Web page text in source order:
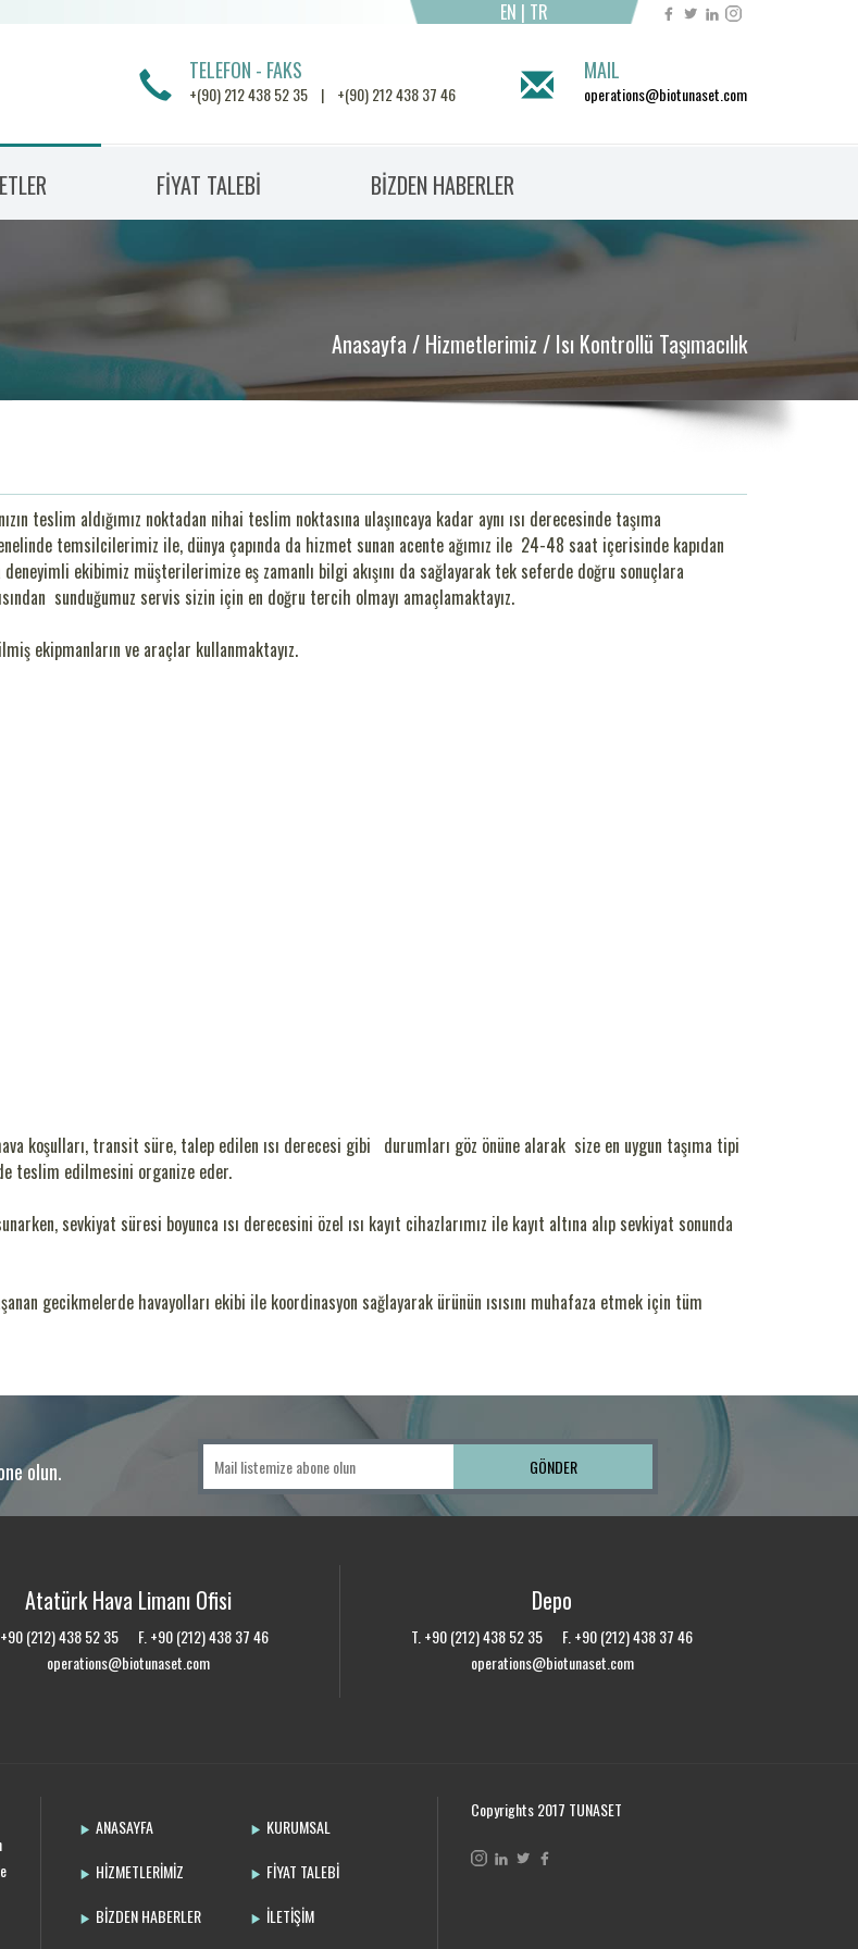
EN | TR
TELEFON - FAKS
+(90) 212 438 52 35 | +(90) 212 438 37 46
MAIL
operations@biotunaset.com
FİYAT TALEBİ BİZDEN HABERLER
Anasayfa / Hizmetlerimiz / Isı Kontrollü Taşımacılık
teslim aldığımız noktadan nihai teslim noktasına ulaşıncaya kadar aynı ısı derecesinde taşıma
temsilcilerimiz ile, dünya çapında da hizmet sunan acente ağımız ile 24-48 saat içerisinde kapıdan
ekibimiz müşterilerimize eş zamanlı bilgi akışını da sağlayarak tek seferde doğru sonuçlara
sunduğumuz servis sizin için en doğru tercih olmayı amaçlamaktayız.
ekipmanların ve araçlar kullanmaktayız.
koşulları, transit süre, talep edilen ısı derecesi gibi durumları göz önüne alarak size en uygun taşıma tipi
teslim edilmesini organize eder.
sevkiyat süresi boyunca ısı derecesini özel ısı kayıt cihazlarımız ile kayıt altına alıp sevkiyat sonunda
gecikmelerde havayolları ekibi ile koordinasyon sağlayarak ürünün ısısını muhafaza etmek için tüm
olun.
Atatürk Hava Limanı Ofisi
(212) 438 52 35 F. +90 (212) 438 37 46
operations@biotunaset.com
Depo
T. +90 (212) 438 52 35 F. +90 (212) 438 37 46
operations@biotunaset.com
ANASAYFA
KURUMSAL
HİZMETLERİMİZ
FİYAT TALEBİ
BİZDEN HABERLER
İLETİŞİM
Copyrights 2017 TUNASET